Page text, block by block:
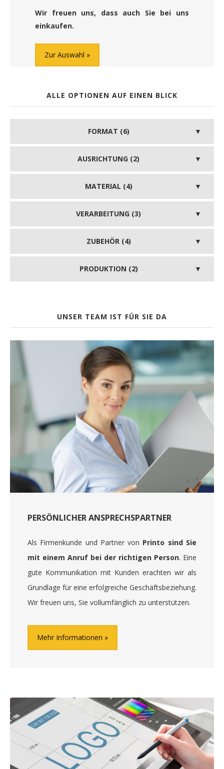
Wir freuen uns, dass auch Sie bei uns
einkaufen.
Zur Auswahl
ALLE OPTIONEN AUF EINEN BLICK
FORMAT (6)
AUSRICHTUNG (2)
MATERIAL (4)
VERARBEITUNG (3)
ZUBEHÖR (4)
PRODUKTION (2)
UNSER TEAM IST FÜR SIE DA
PERSÖNLICHER ANSPRECHSPARTNER
Als Firmenkunde und Partner von Printo sind Sie
mit einem Anruf bei der richtigen Person. Eine
gute Kommunikation mit Kunden erachten wir als
Grundlage für eine erfolgreiche Geschäftsbeziehung.
Wir freuen uns, Sie vollumfänglich zu unterstützen.
Mehr Informationen